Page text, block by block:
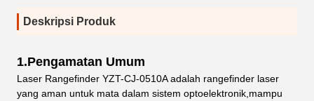
Deskripsi Produk
1.Pengamatan Umum
Laser Rangefinder YZT-CJ-0510A adalah rangefinder laser
yang aman untuk mata dalam sistem optoelektronik,mampu